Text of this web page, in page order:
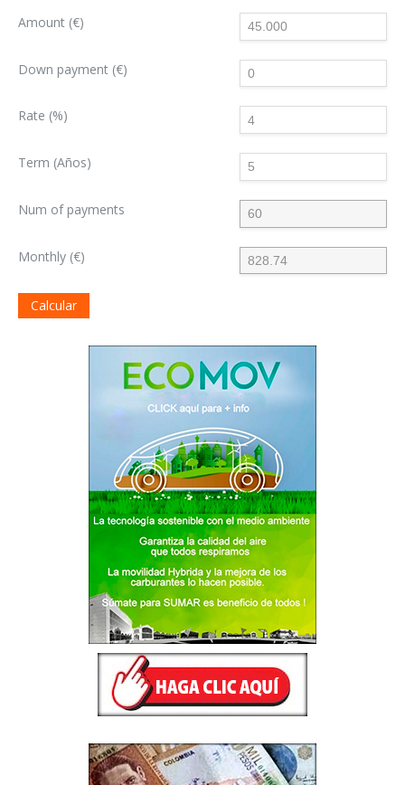
Amount (€)
Down payment (€)
Rate (%)
Term (Años)
Num of payments
Monthly (€)
Calcular